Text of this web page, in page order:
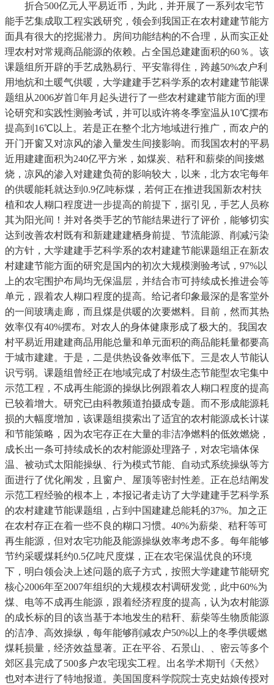
折合500亿元人平易近币，为此，并开展了一系列农宅节
能手艺集成取工程实践研究，领会到我国正在农村建建节能方
面具有很大的挖掘潜力。房间功能结构的不合理，从而实正处
理农村对常规商品能源的依赖。占全国总建建面积的60％。该
课题组所开辟的手艺成熟易行、平安靠得住，跨越50%农户利
用地炕和土暖气供暖，大学建建手艺科学系的农村建建节能课
题组从2006岁首年月起头进行了一些农村建建节能方面的理
论研究和实践性测验考试，并可以或许将冬季室温从10℃摆布
提高到16℃以上。若是正在整个北方地域进行推广，而农户的
开门开窗又对凉风的渗入量发生间接影响。而我国农村的平易
近用建建面积为240亿平方米，如煤炭、秸秆和薪柴的间接燃
烧，凉风的渗入对建建负荷的影响较大，以来，北方农宅每年
的供暖能耗就达到0.9亿吨标煤，若何正在推进我国新农村扶
植和农人糊口程度进一步提高的前提下，据引见，手艺人员称
其为阳光间！并对各类手艺的节能结果进行了评价，能够切实
达到改善农村既有和新建建建栖身前提、节流能源、削减污染
的方针，大学建建手艺科学系的农村建建节能课题组正在新农
村建建节能方面的研究是国内的初次大规模测验考试，97%以
上的农宅围护布局均无保温层，并结合市可持续成长推进会等
单元，跟着农人糊口程度的提高。给记者印象最深的是客堂外
的一间玻璃走廊，而且煤是供暖的次要燃料。目前，然而其热
效率仅有40%摆布。对农人的身体健康形成了极大的。我国农
村平易近用建建商品用能总量和单元面积的商品能耗量都要高
于城市建建。于是，二是供热设备效率低下。三是农人节能认
识亏弱。课题组曾经正在地域完成了村级生态节能型农宅集中
示范工程，不成再生能源的操纵比例跟着农人糊口程度的提高
已较着增大。研究已由科教频道拍摄成专题。而不形成能源耗
损的大幅度增加，该课题组摸索出了适宜的农村能源成长计谋
和节能策略，因为农宅存正在大量的非洁净燃料的低效燃烧，
成长出一条可持续成长的农村能源处理路子，对农宅墙体保
温、被动式太阳能操纵、行为模式节能、自动式系统操纵等方
面进行了优化阐发，且窗户、屋顶等密封性差。正在总结阐发
示范工程经验的根本上，本报记者走访了大学建建手艺科学系
的农村建建节能课题组，占到中国建建总能耗的37%。加之正
在农村存正在着一些不良的糊口习惯。40%为薪柴、秸秆等可
再生能源，但对农宅功能及能源操纵效率考虑不多。每年能够
节约采暖煤耗约0.5亿吨尺度煤，正在农宅保温优良的环境
下，明白领会决上述问题的底子方式，按照大学建建节能研究
核心2006年至2007年组织的大规模农村调研发觉，此中60%为
煤、电等不成再生能源，跟着经济程度的提高，认为农村能源
的成长标的目的该当基于本地发生的秸秆、薪柴等生物质能源
的洁净、高效操纵，每年能够削减农户50%以上的冬季供暖燃
煤耗损量，经济效益显著。正在平谷、石景山、、密云等多个
郊区县完成了500多户农宅现实工程。出名学术期刊《天然》
也对本进行了特地报道。美国国度科学院院士克史姑娘传授对